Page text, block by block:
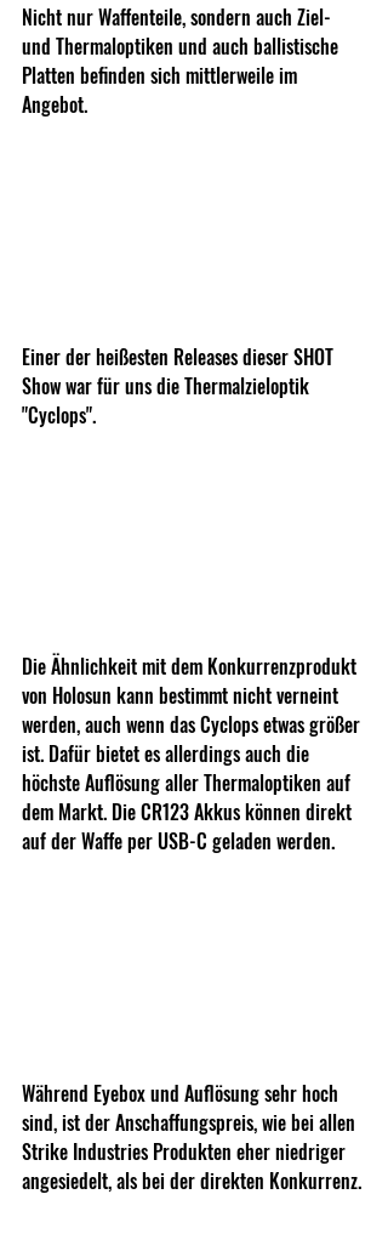
Nicht nur Waffenteile, sondern auch Ziel-
und Thermaloptiken und auch ballistische
Platten befinden sich mittlerweile im
Angebot.
Einer der heißesten Releases dieser SHOT
Show war für uns die Thermalzieloptik
"Cyclops".
Die Ähnlichkeit mit dem Konkurrenzprodukt
von Holosun kann bestimmt nicht verneint
werden, auch wenn das Cyclops etwas größer
ist. Dafür bietet es allerdings auch die
höchste Auflösung aller Thermaloptiken auf
dem Markt. Die CR123 Akkus können direkt
auf der Waffe per USB-C geladen werden.
Während Eyebox und Auflösung sehr hoch
sind, ist der Anschaffungspreis, wie bei allen
Strike Industries Produkten eher niedriger
angesiedelt, als bei der direkten Konkurrenz.